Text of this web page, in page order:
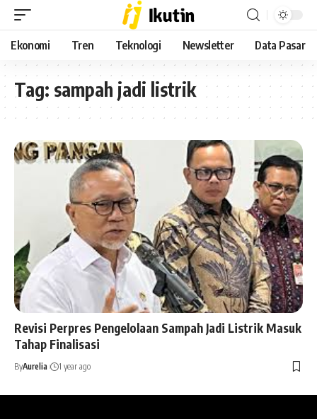
Ekonomi Tren Teknologi Newsletter Data Pasar
Tag: sampah jadi listrik
Revisi Perpres Pengelolaan Sampah Jadi Listrik Masuk
Tahap Finalisasi
ByAurelia 1 year ago